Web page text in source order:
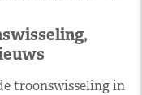
troonswisseling in